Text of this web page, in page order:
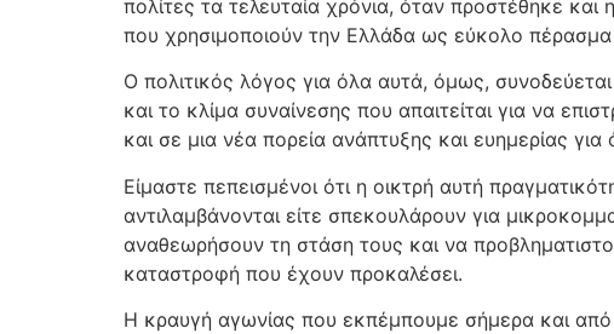
πολίτες τα τελευταία χρόνια, όταν προστέθηκε
που χρησιμοποιούν την Ελλάδα ως εύκολο
Ο πολιτικός λόγος για όλα αυτά, όμως,
και το κλίμα συναίνεσης που απαιτείται για να
και σε μια νέα πορεία ανάπτυξης και ευημερίας για
Είμαστε πεπεισμένοι ότι η οικτρή αυτή
αντιλαμβάνονται είτε σπεκουλάρουν για
αναθεωρήσουν τη στάση τους και να
καταστροφή που έχουν προκαλέσει.
Η κραυγή αγωνίας που εκπέμπουμε σήμερα και